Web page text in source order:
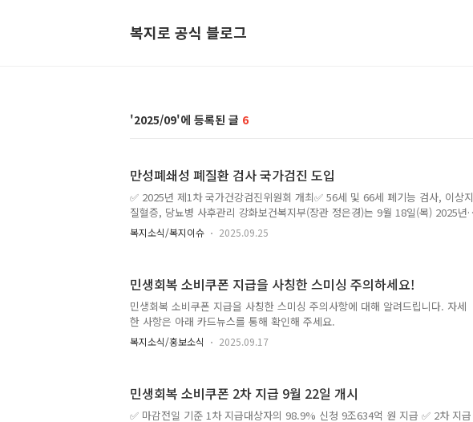
복지로 공식 블로그
2025/09 6
만성폐쇄성 폐질환 검사 국가검진 도입
✅ 2025년 제1차 국가건강검진위원회 개최✅ 56세 및 66세 폐기능 검사, 이상지
질혈증, 당뇨병 사후관리 강화보건복지부(장관 정은경)는 9월 18일(목) 2025년
제1차 국가건강검진위원회를 개최하여 폐기능 검사 신규 도입방안(안), 이상지질
혈증 및 당뇨병 사후관리 강화방안(안)을 심의하고 그 결과를 공개하였다. 또한
12%로 높지만 질병에 대한 인지도가 2.3%로 낮고, 초기에 별다른 증상이 없어
국가검진항목 도입을 통한 조기발견 필요성이 제기되어 왔다. 이번 위원회 의결
로 내년부터는 56세 및 66세 국민이 국가건강검진을 받는 경우 폐..
복지소식/복지이슈 2025.09.25
민생회복 소비쿠폰 지급을 사칭한 스미싱 주의하세요!
민생회복 소비쿠폰 지급을 사칭한 스미싱 주의사항에 대해 알려드립니다. 자세
한 사항은 아래 카드뉴스를 통해 확인해 주세요.
복지소식/홍보소식 2025.09.17
민생회복 소비쿠폰 2차 지급 9월 22일 개시
✅ 마감전일 기준 1차 지급대상자의 98.9% 신청 9조634억 원 지급 ✅ 2차 지급